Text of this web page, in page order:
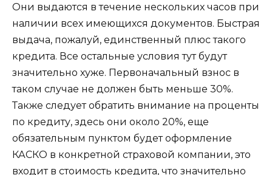
Они выдаются в течение нескольких часов при
наличии всех имеющихся документов. Быстрая
выдача, пожалуй, единственный плюс такого
кредита. Все остальные условия тут будут
значительно хуже. Первоначальный взнос в
таком случае не должен быть меньше 30%.
Также следует обратить внимание на проценты
по кредиту, здесь они около 20%, еще
обязательным пунктом будет оформление
КАСКО в конкретной страховой компании, это
входит в стоимость кредита, что значительно